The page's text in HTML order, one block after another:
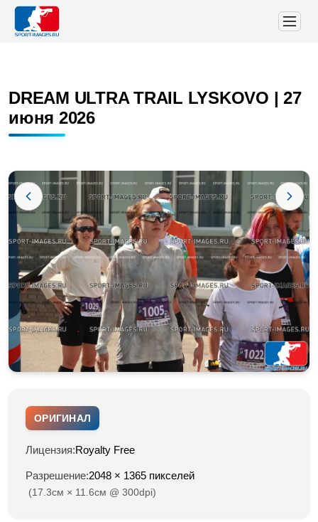
DREAM ULTRA TRAIL LYSKOVO | 27
июня 2026
ОРИГИНАЛ
Лицензия:Royalty Free
Разрешение:2048 × 1365 пикселей
(17.3см × 11.6см @ 300dpi)